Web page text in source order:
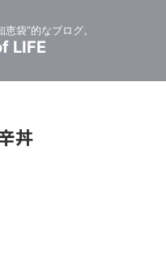
袋”的なブログ。
LIFE
丼